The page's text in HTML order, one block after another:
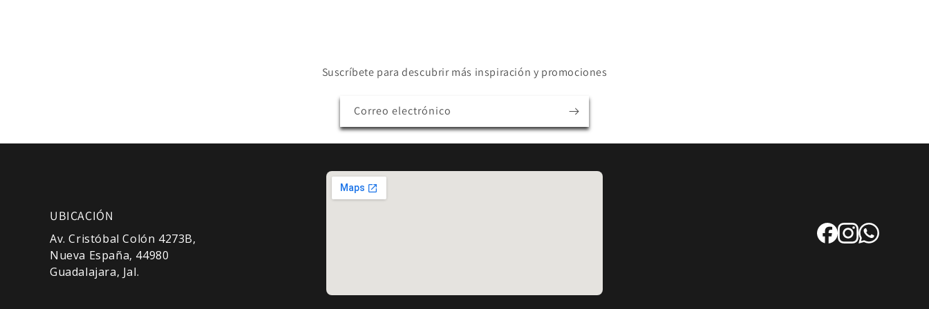
Suscríbete para descubrir más inspiración y promociones
Correo electrónico
UBICACIÓN
Av. Cristóbal Colón 4273B,
Nueva España, 44980
Guadalajara, Jal.